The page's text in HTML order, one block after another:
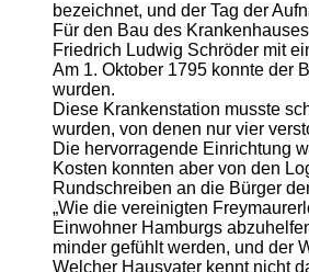
bezeichnet, und der Tag der
Für den Bau des
Friedrich Ludwig Schröder mit
Am 1. Oktober 1795 konnte der
wurden.
Diese Krankenstation musste
wurden, von denen nur vier
Die hervorragende Einrichtung
Kosten konnten aber von den
Rundschreiben an die Bürger
„Wie die vereinigten
Einwohner Hamburgs
minder gefühlt werden, und der
Welcher Hausvater kennt nicht